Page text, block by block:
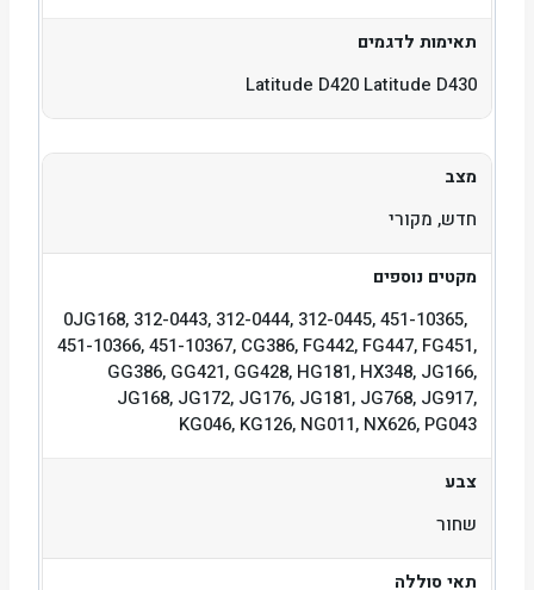
תאימות לדגמים
Latitude D420 Latitude D430
מצב
חדש, מקורי
מקטים נוספים
0JG168, 312-0443, 312-0444, 312-0445, 451-10365,
451-10366, 451-10367, CG386, FG442, FG447, FG451,
GG386, GG421, GG428, HG181, HX348, JG166,
JG168, JG172, JG176, JG181, JG768, JG917,
KG046, KG126, NG011, NX626, PG043
צבע
שחור
תאי סוללה